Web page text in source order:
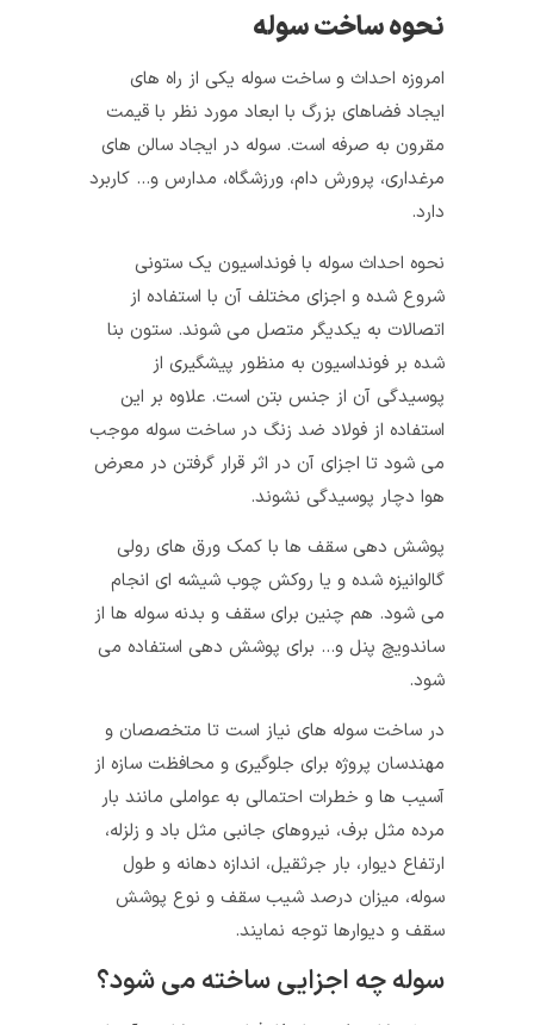
نحوه ساخت سوله
امروزه احداث و ساخت سوله یکی از راه‌ های
ایجاد فضاهای بزرگ با ابعاد مورد نظر با قیمت
مقرون به صرفه است. سوله در ایجاد سالن‌ های
مرغداری، پرورش دام، ورزشگاه، مدارس و… کاربرد
نحوه احداث سوله با فونداسیون یک ستونی
شروع شده و اجزای مختلف آن با استفاده از
اتصالات به یکدیگر متصل می‌ شوند. ستون بنا
شده بر فونداسیون به منظور پیشگیری از
پوسیدگی آن از جنس بتن است. علاوه بر این
استفاده از فولاد ضد زنگ در ساخت سوله موجب
می‌ شود تا اجزای آن در اثر قرار گرفتن در معرض
هوا دچار پوسیدگی نشوند.
پوشش دهی سقف‌ ها با کمک ورق‌ های رولی
گالوانیزه شده و یا روکش چوب شیشه‌ ای انجام
می‌ شود. هم چنین برای سقف و بدنه سوله‌ ها از
ساندویچ پنل و… برای پوشش دهی استفاده می‌
در ساخت سوله‌ های نیاز است تا متخصصان و
مهندسان پروژه برای جلوگیری و محافظت سازه از
آسیب‌ ها و خطرات احتمالی به عواملی مانند بار
مرده مثل برف، نیروهای جانبی مثل باد و زلزله،
ارتفاع دیوار، بار جرثقیل، اندازه دهانه و طول
سوله، میزان درصد شیب سقف و نوع پوشش
سقف و دیوارها توجه نمایند.
سوله چه اجزایی ساخته می شود؟